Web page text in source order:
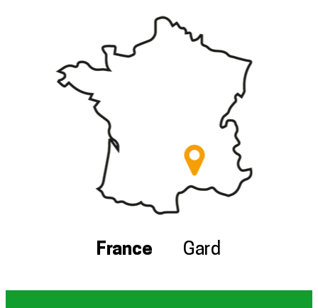
France Gard